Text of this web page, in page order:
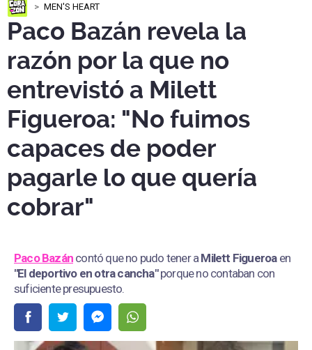
MEN'S HEART
Paco Bazán revela la
razón por la que no
entrevistó a Milett
Figueroa: "No fuimos
capaces de poder
pagarle lo que quería
cobrar"
Paco Bazán contó que no pudo tener a Milett Figueroa en
"El deportivo en otra cancha"porque no contaban con
suficiente presupuesto.